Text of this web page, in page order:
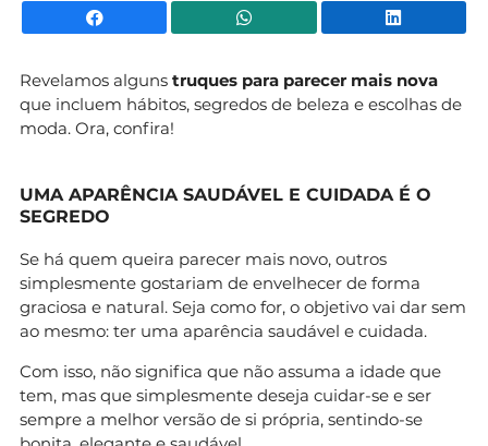
Facebook WhatsApp
Revelamos alguns truques para parecer mais nova
que incluem hábitos, segredos de beleza e escolhas de
moda. Ora, confira!
UMA APARÊNCIA SAUDÁVEL E CUIDADA É O
SEGREDO
Se há quem queira parecer mais novo, outros
simplesmente gostariam de envelhecer de forma
graciosa e natural. Seja como for, o objetivo vai dar sem
ao mesmo: ter uma aparência saudável e cuidada.
Com isso, não significa que não assuma a idade que
tem, mas que simplesmente deseja cuidar-se e ser
sempre a melhor versão de si própria, sentindo-se